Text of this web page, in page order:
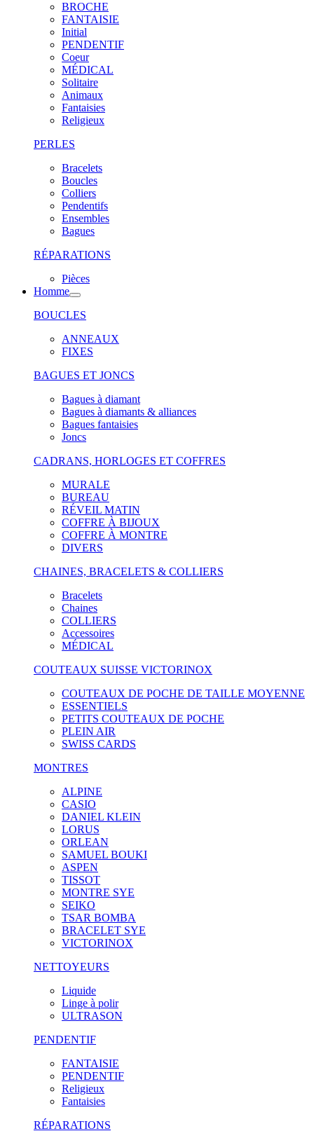
BROCHE
FANTAISIE
Initial
PENDENTIF
Coeur
MÉDICAL
Solitaire
Animaux
Fantaisies
Religieux
PERLES
Bracelets
Boucles
Colliers
Pendentifs
Ensembles
Bagues
RÉPARATIONS
Pièces
Homme
BOUCLES
ANNEAUX
FIXES
BAGUES ET JONCS
Bagues à diamant
Bagues à diamants & alliances
Bagues fantaisies
Joncs
CADRANS, HORLOGES ET COFFRES
MURALE
BUREAU
RÉVEIL MATIN
COFFRE À BIJOUX
COFFRE À MONTRE
DIVERS
CHAINES, BRACELETS & COLLIERS
Bracelets
Chaines
COLLIERS
Accessoires
MÉDICAL
COUTEAUX SUISSE VICTORINOX
COUTEAUX DE POCHE DE TAILLE MOYENNE
ESSENTIELS
PETITS COUTEAUX DE POCHE
PLEIN AIR
SWISS CARDS
MONTRES
ALPINE
CASIO
DANIEL KLEIN
LORUS
ORLEAN
SAMUEL BOUKI
ASPEN
TISSOT
MONTRE SYE
SEIKO
TSAR BOMBA
BRACELET SYE
VICTORINOX
NETTOYEURS
Liquide
Linge à polir
ULTRASON
PENDENTIF
FANTAISIE
PENDENTIF
Religieux
Fantaisies
RÉPARATIONS